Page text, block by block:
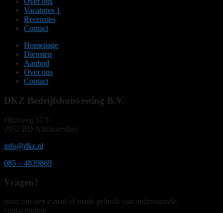
Vacatures 1
Recensies
Contact
Homepage
Diensten
Aanbod
Over ons
Contact
DKZ Bedrijfshuisvesting B.V.
Ohmweg 57 F
2952 BD Alblasserdam
info@dkz.nl
085 – 4839869
Vragen?
stuur ons een e-mail of maak gebruik van onderstaande
contactbutton